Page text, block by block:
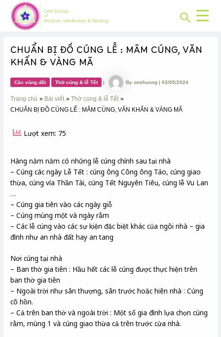
content
Search
CHUẨN BỊ ĐỒ CÚNG LỄ : MÂM CÚNG, VĂN
KHẤN & VÀNG MÃ
Các vùng đất Thờ cúng & lễ Tết | Byomihuong|03/05/2024
Trang chủ Bài viết
Thờ cúng & lễ Tết
CHUẨN BỊ ĐỒ CÚNG LỄ : MÂM CÚNG, VĂN KHẤN & VÀNG MÃ
Lượt xem: 75
Hàng năm năm có những lễ cúng chính sau tại nhà
– Cúng các ngày Lễ Tết : cúng ông Công ông Táo, cúng giao
thừa, cúng vía Thần Tài, cúng Tết Nguyên Tiêu, cúng lễ Vu Lan
…
– Cúng gia tiên vào các ngày giỗ
– Cúng mùng một và ngày rằm
– Các lễ cúng vào các sự kiện đặc biệt khác của ngôi nhà – gia
đình như an nhà đất hay an tang
Nơi cúng tại nhà
– Ban thờ gia tiên : Hầu hết các lễ cúng được thực hiện trên
ban thờ gia tiên
– Ngoài trời như sân thượng, sân trước hoặc hiên nhà : Cúng
cô hồn.
– Cả trên ban thờ và ngoài trời : Một số gia đình lựa chọn cúng
rằm, mùng 1 và cúng giao thừa cả trên trước cửa nhà.
Post
navigation
CHUYÊN
MỤC: